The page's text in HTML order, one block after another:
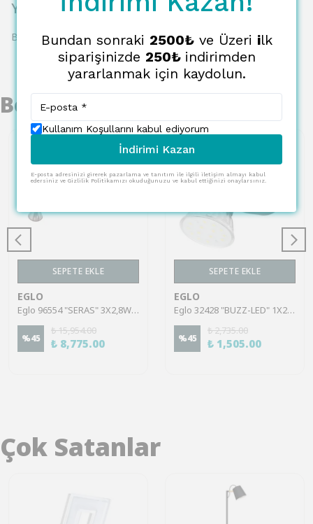
Yorumlar
Bu ürün için henüz yorum yapılmamış.
Benzer Ürünler
SEPETE EKLE
EGLO
Eglo 96554 "SERAS" 3X2,8W Çelik Antik Nikel, Krem Sıva Üstü Spot
%45
₺ 15,954.00
₺ 8,775.00
SEPETE EKLE
EGLO
Eglo 32428 "BUZZ-LED" 1X2,8W Çelik Siyah Sıva Üstü Spot
%45
₺ 2,735.00
₺ 1,505.00
Çok Satanlar
Bundan sonraki 2500₺ve Üzeri ilk
siparişinizde 250₺ indirimden
yararlanmak için kaydolun.
Kullanım Koşullarını kabul ediyorum
İndirimi Kazan
E-posta adresinizi girerek pazarlama ve tanıtım ile ilgili iletişim almayı kabul
edersiniz ve Gizlilik Politikamızı okuduğunuzu ve kabul ettiğinizi onaylarsınız.